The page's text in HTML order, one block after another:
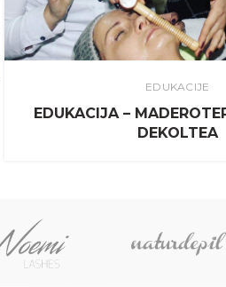
EDUKACIJE
EDUKACIJA –
DEKOLTEA